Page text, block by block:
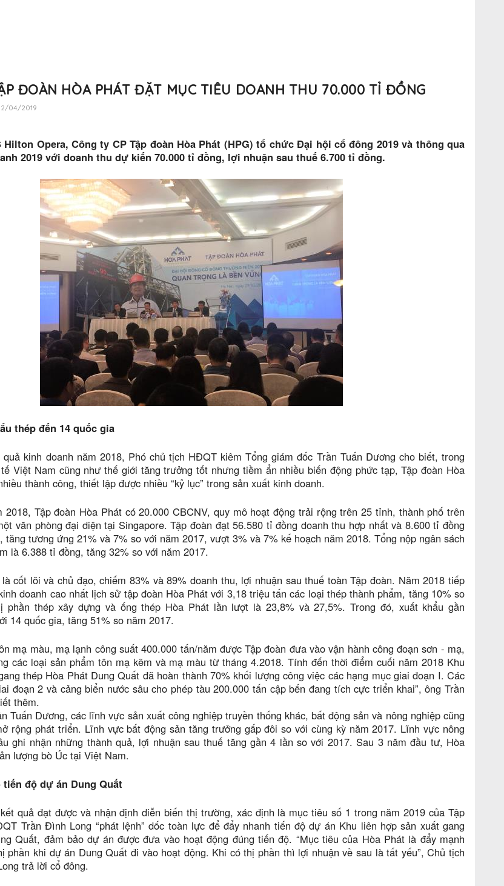
ĐOÀN HÒA PHÁT ĐẶT MỤC TIÊU DOANH THU 70.000 TỈ ĐỒNG
04/2019
Hilton Opera, Công ty CP Tập đoàn Hòa Phát (HPG) tổ chức Đại hội cổ đông 2019 và thông qua
2019 với doanh thu dự kiến 70.000 tỉ đồng, lợi nhuận sau thuế 6.700 tỉ đồng.
thép đến 14 quốc gia
kinh doanh năm 2018, Phó chủ tịch HĐQT kiêm Tổng giám đốc Trần Tuấn Dương cho biết, trong
Việt Nam cũng như thế giới tăng trưởng tốt nhưng tiềm ẩn nhiều biến động phức tạp, Tập đoàn Hòa
thành công, thiết lập được nhiều “kỷ lục” trong sản xuất kinh doanh.
2018, Tập đoàn Hòa Phát có 20.000 CBCNV, quy mô hoạt động trải rộng trên 25 tỉnh, thành phố trên
văn phòng đại diện tại Singapore. Tập đoàn đạt 56.580 tỉ đồng doanh thu hợp nhất và 8.600 tỉ đồng
tăng tương ứng 21% và 7% so với năm 2017, vượt 3% và 7% kế hoạch năm 2018. Tổng nộp ngân sách
là 6.388 tỉ đồng, tăng 32% so với năm 2017.
cốt lõi và chủ đạo, chiếm 83% và 89% doanh thu, lợi nhuận sau thuế toàn Tập đoàn. Năm 2018 tiếp
doanh cao nhất lịch sử tập đoàn Hòa Phát với 3,18 triệu tấn các loại thép thành phẩm, tăng 10% so
phần thép xây dựng và ống thép Hòa Phát lần lượt là 23,8% và 27,5%. Trong đó, xuất khẩu gần
14 quốc gia, tăng 51% so năm 2017.
mạ màu, mạ lạnh công suất 400.000 tấn/năm được Tập đoàn đưa vào vận hành công đoạn sơn - mạ,
các loại sản phẩm tôn mạ kẽm và mạ màu từ tháng 4.2018. Tính đến thời điểm cuối năm 2018 Khu
thép Hòa Phát Dung Quất đã hoàn thành 70% khối lượng công việc các hạng mục giai đoạn I. Các
đoạn 2 và cảng biển nước sâu cho phép tàu 200.000 tấn cập bến đang tích cực triển khai”, ông Trần
thêm.
Tuấn Dương, các lĩnh vực sản xuất công nghiệp truyền thống khác, bất động sản và nông nghiệp cũng
rộng phát triển. Lĩnh vực bất động sản tăng trưởng gấp đôi so với cùng kỳ năm 2017. Lĩnh vực nông
ghi nhận những thành quả, lợi nhuận sau thuế tăng gần 4 lần so với 2017. Sau 3 năm đầu tư, Hòa
lượng bò Úc tại Việt Nam.
độ dự án Dung Quất
quả đạt được và nhận định diễn biến thị trường, xác định là mục tiêu số 1 trong năm 2019 của Tập
Trần Đình Long “phát lệnh” dốc toàn lực để đẩy nhanh tiến độ dự án Khu liên hợp sản xuất gang
Quất, đảm bảo dự án được đưa vào hoạt động đúng tiến độ. “Mục tiêu của Hòa Phát là đẩy mạnh
phần khi dự án Dung Quất đi vào hoạt động. Khi có thị phần thì lợi nhuận về sau là tất yếu”, Chủ tịch
trả lời cổ đông.